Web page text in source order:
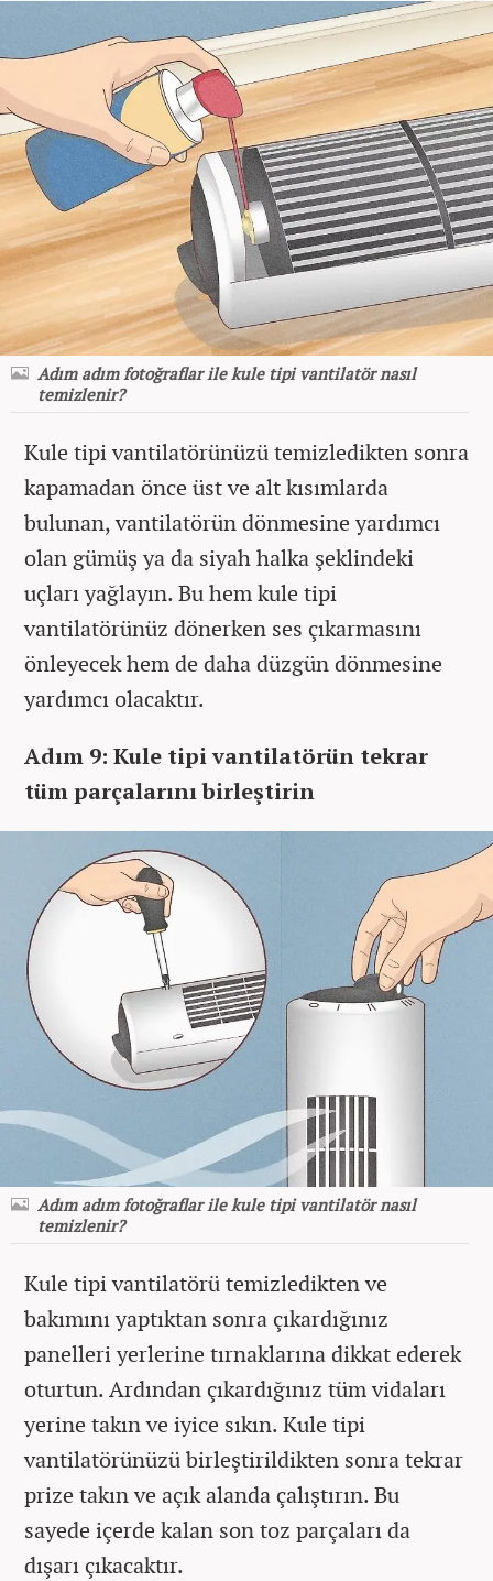
Adım adım fotoğraflar ile kule tipi vantilatör nasıl
temizlenir?
Kule tipi vantilatörünüzü temizledikten sonra
kapamadan önce üst ve alt kısımlarda
bulunan, vantilatörün dönmesine yardımcı
olan gümüş ya da siyah halka şeklindeki
uçları yağlayın. Bu hem kule tipi
vantilatörünüz dönerken ses çıkarmasını
önleyecek hem de daha düzgün dönmesine
yardımcı olacaktır.
Adım 9: Kule tipi vantilatörün tekrar
tüm parçalarını birleştirin
Adım adım fotoğraflar ile kule tipi vantilatör nasıl
temizlenir?
Kule tipi vantilatörü temizledikten ve
bakımını yaptıktan sonra çıkardığınız
panelleri yerlerine tırnaklarına dikkat ederek
oturtun. Ardından çıkardığınız tüm vidaları
yerine takın ve iyice sıkın. Kule tipi
vantilatörünüzü birleştirildikten sonra tekrar
prize takın ve açık alanda çalıştırın. Bu
sayede içerde kalan son toz parçaları da
dışarı çıkacaktır.